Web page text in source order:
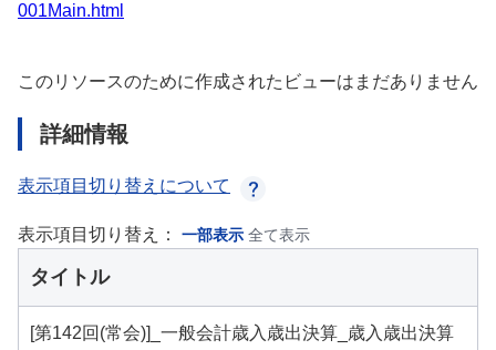
001Main.html
このリソースのために作成されたビューはまだありません
詳細情報
表示項目切り替えについて
表示項目切り替え： 一部表示 全て表示
タイトル
[第142回(常会)]_一般会計歳入歳出決算_歳入歳出決算